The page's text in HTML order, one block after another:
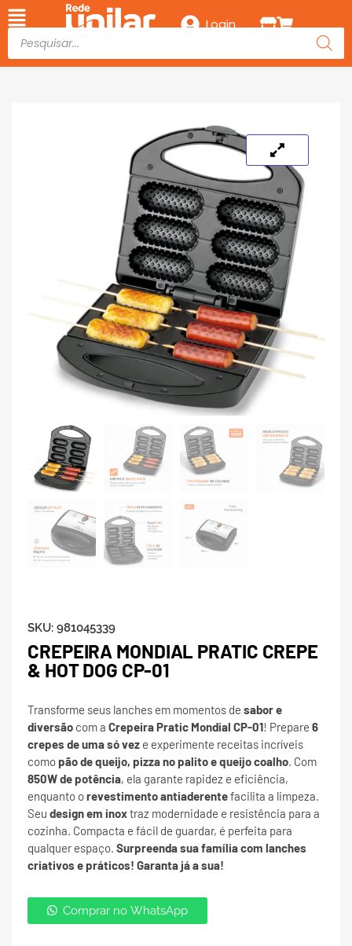
Login
SKU: 981045339
CREPEIRA MONDIAL PRATIC CREPE
& HOT DOG CP-01
Transforme seus lanches em momentos de sabor e
diversão com a Crepeira Pratic Mondial CP-01! Prepare 6
crepes de uma só vez e experimente receitas incríveis
comopão de queijo, pizza no palito e queijo coalho. Com
850W de potência, ela garante rapidez e eficiência,
enquanto orevestimento antiaderentefacilita a limpeza.
Seu design em inoxtraz modernidade e resistência para a
cozinha. Compacta e fácil de guardar, é perfeita para
qualquer espaço. Surpreenda sua família com lanches
criativos e práticos! Garanta já a sua!
Comprar no WhatsApp